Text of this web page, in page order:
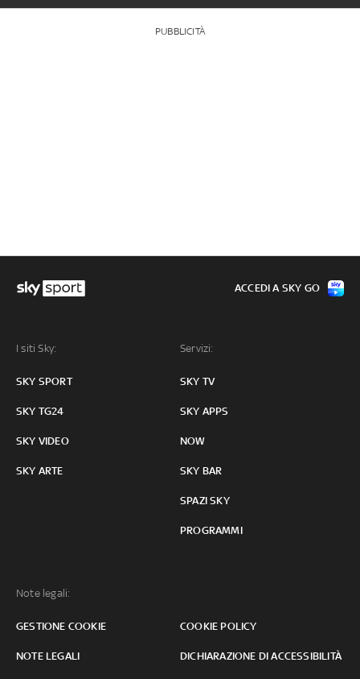
PUBBLICITÀ
I siti Sky:
SKY SPORT
SKY TG24
SKY VIDEO
SKY ARTE
Servizi:
SKY TV
SKY APPS
NOW
SKY BAR
SPAZI SKY
PROGRAMMI
Note legali:
GESTIONE COOKIE COOKIE POLICY
NOTE LEGALI DICHIARAZIONE DI ACCESSIBILITÀ
ACCEDI A SKY GO